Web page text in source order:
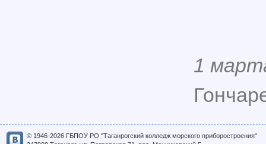
1
© 1946-2026 ГБПОУ РО "Таганрогский колледж морского приборостроения"